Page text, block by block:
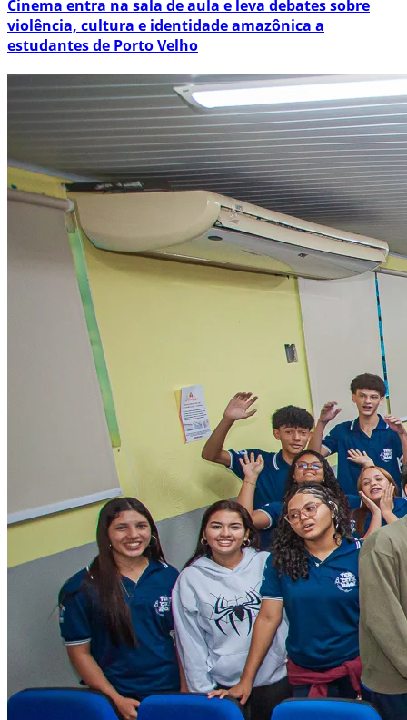
Cinema entra na sala de aula e leva debates sobre
violência, cultura e identidade amazônica a
estudantes de Porto Velho